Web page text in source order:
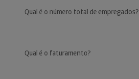
Qual é o número total de empregados?
Qual é o faturamento?